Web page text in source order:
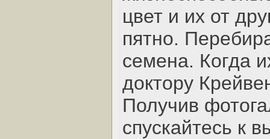
цвет и их от
пятно.
семена. Когда
доктору
Получив
спускайтесь к